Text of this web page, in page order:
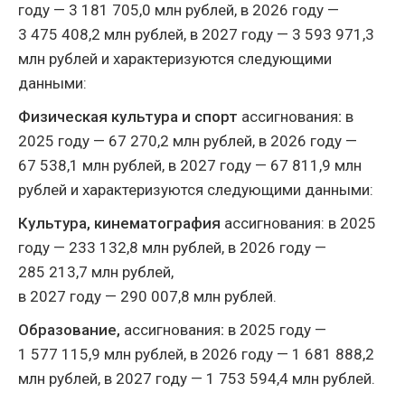
году — 3 181 705,0 млн рублей, в 2026 году —
3 475 408,2 млн рублей, в 2027 году — 3 593 971,3
млн рублей и характеризуются следующими
данными:
Физическая культура и спорт ассигнования: в
2025 году — 67 270,2 млн рублей, в 2026 году —
67 538,1 млн рублей, в 2027 году — 67 811,9 млн
рублей и характеризуются следующими данными:
Культура, кинематография ассигнования: в 2025
году — 233 132,8 млн рублей, в 2026 году —
285 213,7 млн рублей,
в 2027 году — 290 007,8 млн рублей.
Образование, ассигнования: в 2025 году —
1 577 115,9 млн рублей, в 2026 году — 1 681 888,2
млн рублей, в 2027 году — 1 753 594,4 млн рублей.